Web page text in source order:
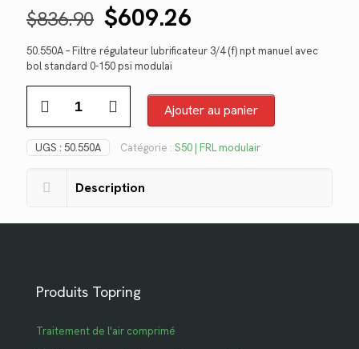
$836.90 Le
prix
initial
était :
$836.90.
$609.26
prix
actuel
est :
$609.26.
50.550A – Filtre régulateur lubrificateur 3/4 (f) npt manuel avec
bol standard 0-150 psi modulai
Ajouter au panier
UGS : 50.550A Catégorie : S50 | FRL modulair
Description
Produits Topring
Traitement de l'air comprimé